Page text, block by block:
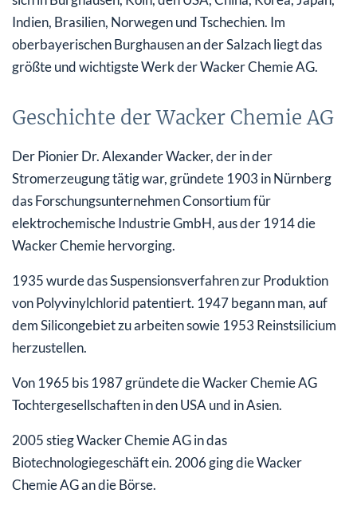
Indien, Brasilien, Norwegen und Tschechien. Im
oberbayerischen Burghausen an der Salzach liegt das
größte und wichtigste Werk der Wacker Chemie AG.
Geschichte der Wacker Chemie AG
Der Pionier Dr. Alexander Wacker, der in der
Stromerzeugung tätig war, gründete 1903 in Nürnberg
das Forschungsunternehmen Consortium für
elektrochemische Industrie GmbH, aus der 1914 die
Wacker Chemie hervorging.
1935 wurde das Suspensionsverfahren zur Produktion
von Polyvinylchlorid patentiert. 1947 begann man, auf
dem Silicongebiet zu arbeiten sowie 1953 Reinstsilicium
herzustellen.
Von 1965 bis 1987 gründete die Wacker Chemie AG
Tochtergesellschaften in den USA und in Asien.
2005 stieg Wacker Chemie AG in das
Biotechnologiegeschäft ein. 2006 ging die Wacker
Chemie AG an die Börse.